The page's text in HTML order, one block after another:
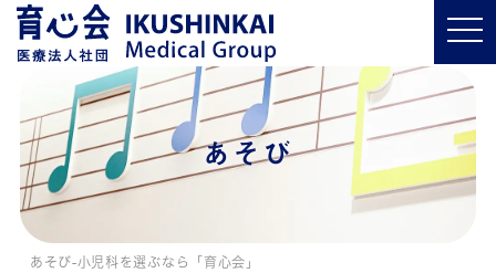
t
o
l
n
a
v
i
あそび
あそび-小児科を選ぶなら「育心会」